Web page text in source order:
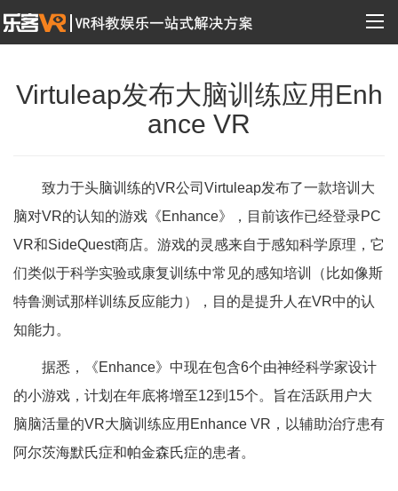
Virtuleap发布大脑训练应用Enh
ance VR
致力于头脑训练的VR公司Virtuleap发布了一款培训大
脑对VR的认知的游戏《Enhance》，目前该作已经登录PC
VR和SideQuest商店。游戏的灵感来自于感知科学原理，它
们类似于科学实验或康复训练中常见的感知培训（比如像斯
特鲁测试那样训练反应能力），目的是提升人在VR中的认
知能力。
据悉，《Enhance》中现在包含6个由神经科学家设计
的小游戏，计划在年底将增至12到15个。旨在活跃用户大
脑脑活量的VR大脑训练应用Enhance VR，以辅助治疗患有
阿尔茨海默氏症和帕金森氏症的患者。